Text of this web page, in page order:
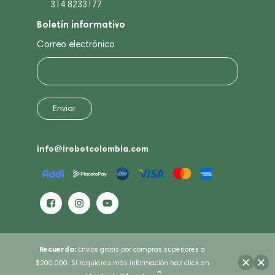
314 8233177
Boletín informativo
Correo electrónico
info@irobotcolombia.com
Recuerda: Envios gratis por compras superiores a
$200.000. Si requieres más información haz click en